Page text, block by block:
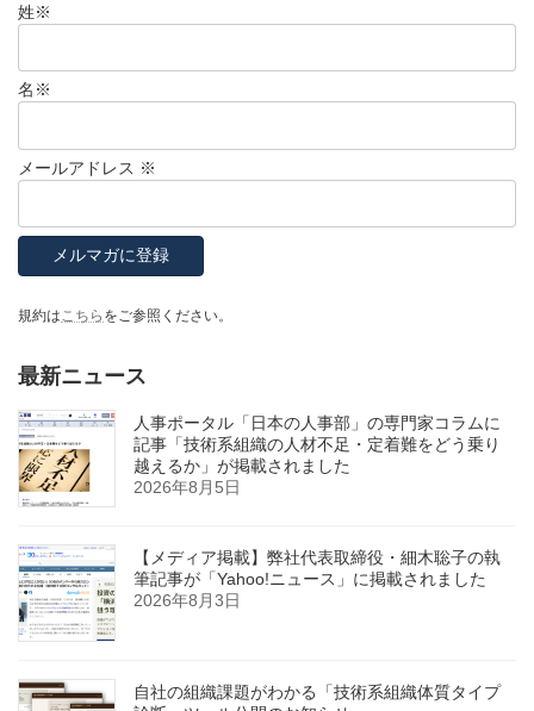
姓※
名 ※
メールアドレス ※
規約は こちら をご参照ください。
最新ニュース
人事ポータル「日本の人事部」の専門家コラムに
記事「技術系組織の人材不足・定着難をどう乗り
越えるか」が掲載されました
2026年8月5日
【メディア掲載】弊社代表取締役・細木聡子の執
筆記事が「Yahoo!ニュース」に掲載されました
2026年8月3日
自社の組織課題がわかる「技術系組織体質タイプ